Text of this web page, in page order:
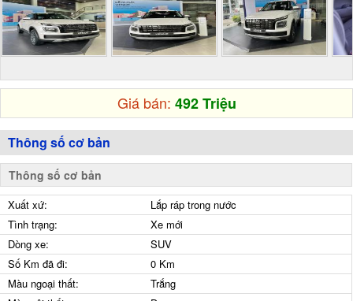
Giá bán: 492 Triệu
Thông số cơ bản
Thông số cơ bản
Xuất xứ:
Lắp ráp trong nước
Tình trạng:
Xe mới
Dòng xe:
SUV
Số Km đã đi:
0 Km
Màu ngoại thất:
Trắng